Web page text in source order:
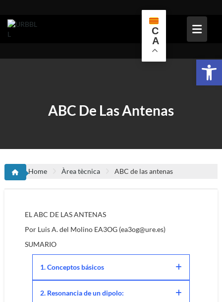
content
ABC De Las Antenas
Home Àrea tècnica ABC de las antenas
EL ABC DE LAS ANTENAS
Por Luis A. del Molino EA3OG (ea3og@ure.es)
SUMARIO
1. Conceptos básicos
2. Resonancia de un dipolo:
C
A